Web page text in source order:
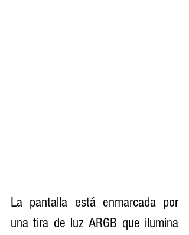
La pantalla está enmarcada por
una tira de luz ARGB que ilumina